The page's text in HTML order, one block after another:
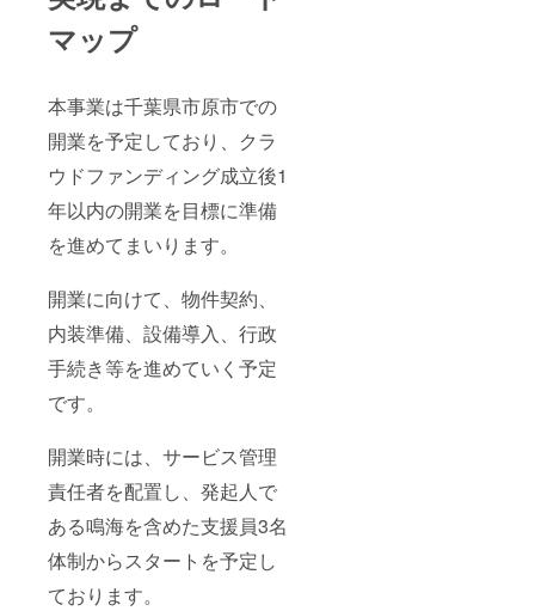
マップ
本事業は千葉県市原市での
開業を予定しており、クラ
ウドファンディング成立後1
年以内の開業を目標に準備
を進めてまいります。
開業に向けて、物件契約、
内装準備、設備導入、行政
手続き等を進めていく予定
です。
開業時には、サービス管理
責任者を配置し、発起人で
ある鳴海を含めた支援員3名
体制からスタートを予定し
ております。